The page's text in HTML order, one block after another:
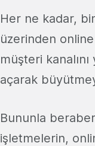
Her ne kadar,
üzerinden
müşteri
açarak
Bununla
işletmelerin,